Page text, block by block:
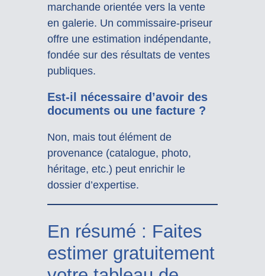
marchande orientée vers la vente
en galerie. Un commissaire-priseur
offre une estimation indépendante,
fondée sur des résultats de ventes
publiques.
Est-il nécessaire d’avoir des
documents ou une facture ?
Non, mais tout élément de
provenance (catalogue, photo,
héritage, etc.) peut enrichir le
dossier d’expertise.
En résumé : Faites
estimer gratuitement